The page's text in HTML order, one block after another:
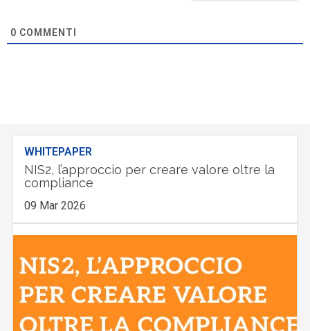
0 COMMENTI
WHITEPAPER
NIS2, l’approccio per creare valore oltre la
compliance
09 Mar 2026